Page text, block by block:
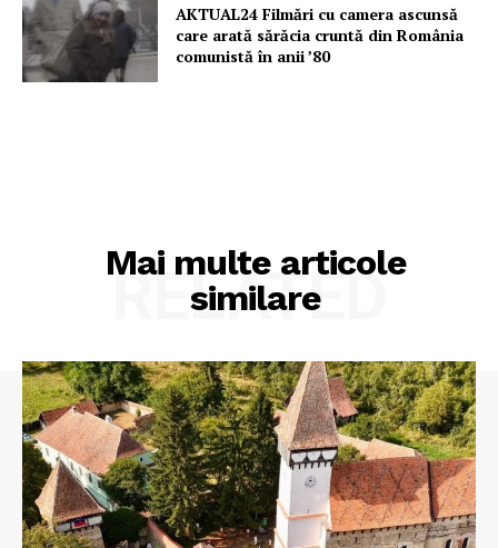
AKTUAL24 Filmări cu camera ascunsă
care arată sărăcia cruntă din România
comunistă în anii ’80
Mai multe articole
similare
RELATED